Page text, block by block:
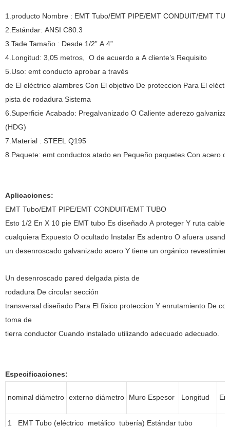
1.producto Nombre : EMT Tubo/EMT PIPE/EMT CONDUIT/EMT
2.Estándar: ANSI C80.3
3.Tade Tamaño : Desde 1/2” A 4”
4.Longitud: 3,05 metros, O de acuerdo a A cliente’s Requisito
5.Uso: emt conducto aprobar a través
de El eléctrico alambres Con El objetivo De proteccion Para El
pista de rodadura Sistema
6.Superficie Acabado: Pregalvanizado O Caliente aderezo
(HDG)
7.Material : STEEL Q195
8.Paquete: emt conductos atado en Pequeño paquetes Con acero
Aplicaciones:
EMT Tubo/EMT PIPE/EMT CONDUIT/EMT TUBO
Esto 1/2 En X 10 pie EMT tubo Es diseñado A proteger Y ruta
cualquiera Expuesto O ocultado Instalar Es adentro O afuera
un desenroscado galvanizado acero Y tiene un orgánico
Un desenroscado pared delgada pista de
rodadura De circular sección
transversal diseñado Para El físico proteccion Y enrutamiento De
toma de
tierra conductor Cuando instalado utilizando adecuado adecuado.
Especificaciones:
nominal diámetro externo diámetro Muro Espesor Longitud
1 EMT Tubo (eléctrico metálico tubería) Estándar tubo